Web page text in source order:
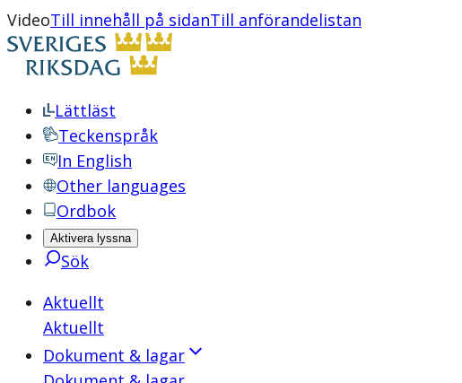
VideoTill innehåll på sidanTill anförandelistan
Lättläst
Teckenspråk
In English
Other languages
Ordbok
Aktivera lyssna
Sök
Aktuellt
Aktuellt
Dokument & lagar